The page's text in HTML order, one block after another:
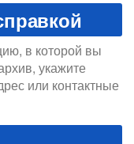
в которой вы
укажите
или контактные